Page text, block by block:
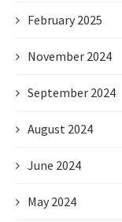
February 2025
November 2024
September 2024
August 2024
June 2024
May 2024